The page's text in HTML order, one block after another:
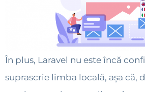
În plus, Laravel nu este încă
suprascrie limba locală, așa că,